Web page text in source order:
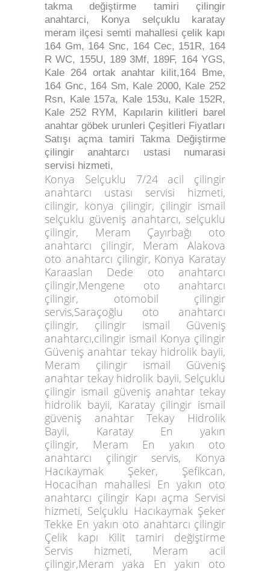
takma değiştirme tamiri çilingir
anahtarci, Konya selçuklu karatay
meram ilçesi semti mahallesi çelik kapı
164 Gm, 164 Snc, 164 Cec, 151R, 164
R WC, 155U, 189 3Mf, 189F, 164 YGS,
Kale 264 ortak anahtar kilit,164 Bme,
164 Gnc, 164 Sm, Kale 2000, Kale 252
Rsn, Kale 157a, Kale 153u, Kale 152R,
Kale 252 RYM, Kapılarin kilitleri barel
anahtar göbek urunleri Çeşitleri Fiyatları
Satışı açma tamiri Takma Değiştirme
çilingir anahtarcı ustasi numarasi
servisi hizmeti,
Konya Selçuklu 7/24 acil çilingir
anahtarcı ustası servisi hizmeti,
cilingir, konya çilingir, çilingir ismail
selçuklu güveniş anahtarcı, selçuklu
çilingir, Meram Çayırbağı oto
anahtarcı çilingir, Meram Alakova
oto anahtarcı çilingir, Konya Karatay
Karaaslan Dede oto anahtarcı
çilingir,Mengene oto anahtarcı
çilingir, otomobil çilingir
servis,Saraçoğlu oto anahtarcı
çilingir, çilingir ismail Güveniş
anahtarcı,cilingir ismail Konya çilingir
Güveniş anahtar tekay hidrolik bayii,
Meram çilingir ismail Güveniş
anahtar tekay hidrolik bayii, Selçuklu
çilingir ismail güveniş anahtar tekay
hidrolik bayii, Karatay çilingir ismail
güveniş anahtar Tekay Hidrolik
Bayii, Karatay En yakın
çilingir,
Meram En yakın oto
anahtarcı çilingir servis, Konya
Hacıkaymak Şeker, Şefikcan,
Hocacihan mahallesi En yakın oto
anahtarcı çilingir Kapı açma Servisi
hizmeti, Selçuklu Hacıkaymak Şeker
Tekke En yakın oto anahtarcı çilingir
Çelik kapı Kilit tamiri değiştirme
Servis hizmeti, Meram acil
çilingir,Meram yaka En yakın oto